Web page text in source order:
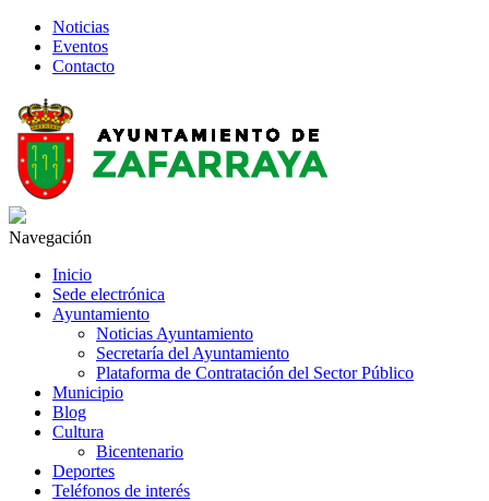
Noticias
Eventos
Contacto
Navegación
Inicio
Sede electrónica
Ayuntamiento
Noticias Ayuntamiento
Secretaría del Ayuntamiento
Plataforma de Contratación del Sector Público
Municipio
Blog
Cultura
Bicentenario
Deportes
Teléfonos de interés